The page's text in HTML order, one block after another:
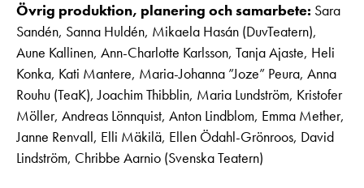
Övrig produktion, planering och samarbete: Sara
Sandén, Sanna Huldén, Mikaela Hasán (DuvTeatern),
Aune Kallinen, Ann-Charlotte Karlsson, Tanja Ajaste, Heli
Konka, Kati Mantere, Maria-Johanna ”Joze” Peura, Anna
Rouhu (TeaK), Joachim Thibblin, Maria Lundström, Kristofer
Möller, Andreas Lönnquist, Anton Lindblom, Emma Mether,
Janne Renvall, Elli Mäkilä, Ellen Ödahl-Grönroos, David
Lindström, Chribbe Aarnio (Svenska Teatern)